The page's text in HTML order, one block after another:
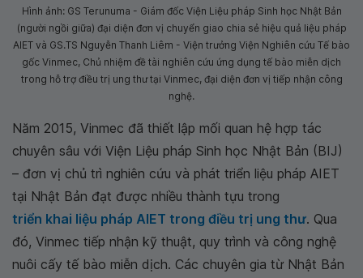
Hình ảnh: GS Terunuma - Giám đốc Viện Liệu pháp Sinh học Nhật Bản
(người ngồi giữa) đại diện đơn vị chuyển giao chia sẻ hiệu quả liệu pháp
AIET và GS.TS Nguyễn Thanh Liêm - Viện trưởng Viện Nghiên cứu Tế bào
gốc Vinmec, Chủ nhiệm đề tài nghiên cứu ứng dụng tế bào miễn dịch
trong hỗ trợ điều trị ung thư tại Vinmec, đại diện đơn vị tiếp nhận công
nghệ.
Năm 2015, Vinmec đã thiết lập mối quan hệ hợp tác
chuyên sâu với Viện Liệu pháp Sinh học Nhật Bản (BIJ)
– đơn vị chủ trì nghiên cứu và phát triển liệu pháp AIET
tại Nhật Bản đạt được nhiều thành tựu trong
triển khai liệu pháp AIET trong điều trị ung thư. Qua
đó, Vinmec tiếp nhận kỹ thuật, quy trình và công nghệ
nuôi cấy tế bào miễn dịch. Các chuyên gia từ Nhật Bản